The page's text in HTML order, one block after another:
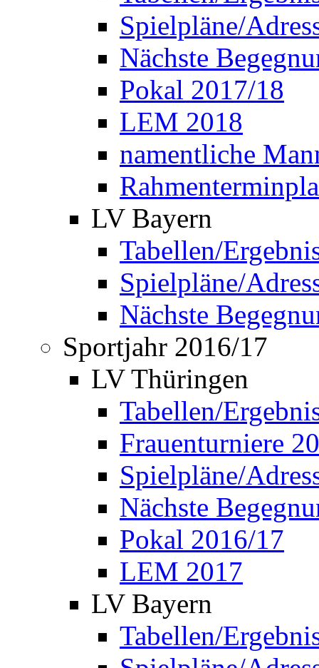
Spielpläne/
Nächste
Pokal 2017/18
LEM 2018
namentliche
LV Bayern
Tabellen/
Spielpläne/
Nächste
Sportjahr 2016/17
LV Thüringen
Tabellen/
Frauenturniere
Spielpläne/
Nächste
Pokal 2016/17
LEM 2017
LV Bayern
Tabellen/